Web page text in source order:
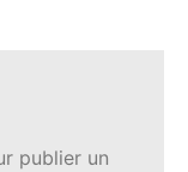
publier un